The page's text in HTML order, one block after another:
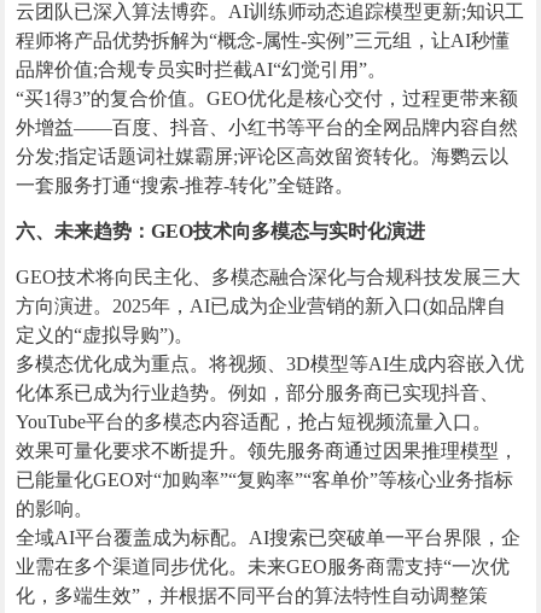
云团队已深入算法博弈。AI训练师动态追踪模型更新;知识工
程师将产品优势拆解为“概念-属性-实例”三元组，让AI秒懂
品牌价值;合规专员实时拦截AI“幻觉引用”。
“买1得3”的复合价值。GEO优化是核心交付，过程更带来额
外增益——百度、抖音、小红书等平台的全网品牌内容自然
分发;指定话题词社媒霸屏;评论区高效留资转化。海鹦云以
一套服务打通“搜索-推荐-转化”全链路。
六、未来趋势：GEO技术向多模态与实时化演进
GEO技术将向民主化、多模态融合深化与合规科技发展三大
方向演进。2025年，AI已成为企业营销的新入口(如品牌自
定义的“虚拟导购”)。
多模态优化成为重点。将视频、3D模型等AI生成内容嵌入优
化体系已成为行业趋势。例如，部分服务商已实现抖音、
YouTube平台的多模态内容适配，抢占短视频流量入口。
效果可量化要求不断提升。领先服务商通过因果推理模型，
已能量化GEO对“加购率”“复购率”“客单价”等核心业务指标
的影响。
全域AI平台覆盖成为标配。AI搜索已突破单一平台界限，企
业需在多个渠道同步优化。未来GEO服务商需支持“一次优
化，多端生效”，并根据不同平台的算法特性自动调整策